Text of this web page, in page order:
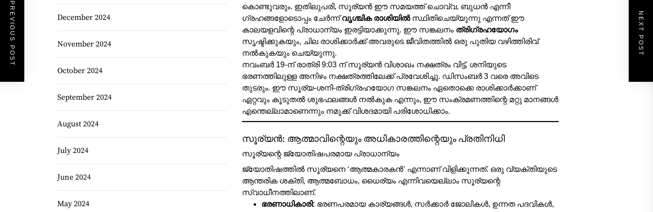
കൊണ്ടുവരും. ഇതിലുപരി, സൂര്യൻ ഈ സമയത്ത് ചൊവ്വ, ബുധൻ എന്നീ
ഗ്രഹങ്ങളോടൊപ്പം ചേർന്ന്വൃശ്ചിക രാശിയിൽസ്ഥിതിചെയ്യുന്നു എന്നത് ഈ
കാലയളവിന്റെ പ്രാധാന്യം ഇരട്ടിയാക്കുന്നു. ഈ സങ്കലനം ത്രിഗ്രഹയോഗം
സൃഷ്ടിക്കുകയും, ചില രാശിക്കാർക്ക് അവരുടെ ജീവിതത്തിൽ ഒരു പുതിയ വഴിത്തിരിവ്
നൽകുകയും ചെയ്യുന്നു.
നവംബർ 19-ന് രാത്രി 9:03 ന് സൂര്യൻ വിശാഖം നക്ഷത്രം വിട്ട്, ശനിയുടെ
ഭരണത്തിലുള്ള അനിഴം നക്ഷത്രത്തിലേക്ക് പ്രവേശിച്ചു. ഡിസംബർ 3 വരെ അവിടെ
തുടരും. ഈ സൂര്യ-ശനി-ത്രിഗ്രഹയോഗ സങ്കലനം ഏതൊക്കെ രാശിക്കാർക്കാണ്
ഏറ്റവും കൂടുതൽ ശുഭഫലങ്ങൾ നൽകുക എന്നും, ഈ സംക്രമണത്തിന്റെ മറ്റു മാനങ്ങൾ
എന്തെല്ലാമാണെന്നും നമുക്ക് വിശദമായി പരിശോധിക്കാം.
സൂര്യൻ: ആത്മാവിന്റെയും അധികാരത്തിന്റെയും പ്രതിനിധി
സൂര്യന്റെ ജ്യോതിഷപരമായ പ്രാധാന്യം
ജ്യോതിഷത്തിൽ സൂര്യനെ ‘ആത്മകാരകൻ’ എന്നാണ് വിളിക്കുന്നത്. ഒരു വ്യക്തിയുടെ
ആന്തരിക ശക്തി, ആത്മബോധം, ധൈര്യം എന്നിവയെല്ലാം സൂര്യന്റെ
സ്വാധീനത്തിലാണ്.
ഭരണാധികാരി: ഭരണപരമായ കാര്യങ്ങൾ, സർക്കാർ ജോലികൾ, ഉന്നത പദവികൾ,
PREVIOUS POST NEXT POST
December 2024
November 2024
October 2024
September 2024
August 2024
July 2024
June 2024
May 2024